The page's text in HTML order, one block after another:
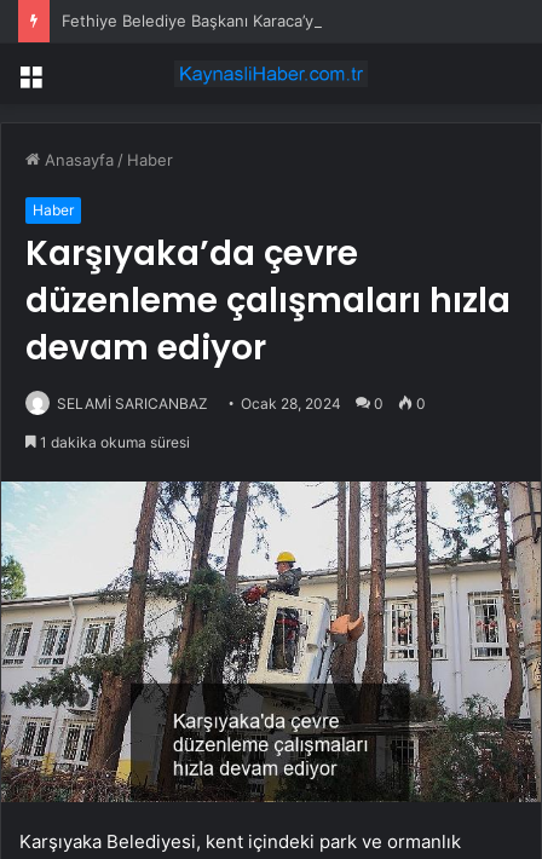
Fethiye Belediye Başkanı Karaca’ya saldırıda 3 gözaltı
Menü
Anasayfa / Haber
Haber
Karşıyaka’da çevre
düzenleme çalışmaları hızla
devam ediyor
SELAMİ SARICANBAZ Ocak 28, 2024 0 0
1 dakika okuma süresi
Karşıyaka Belediyesi, kent içindeki park ve ormanlık